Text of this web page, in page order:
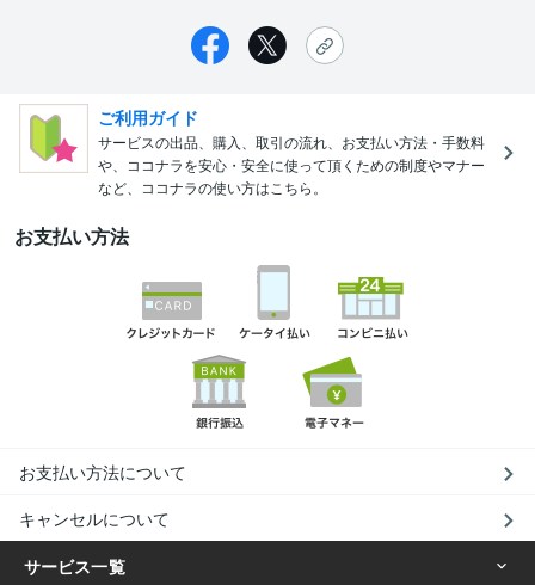
ご利用ガイド
サービスの出品、購入、取引の流れ、お支払い方法・手数料
や、ココナラを安心・安全に使って頂くための制度やマナー
など、ココナラの使い方はこちら。
お支払い方法
お支払い方法について
キャンセルについて